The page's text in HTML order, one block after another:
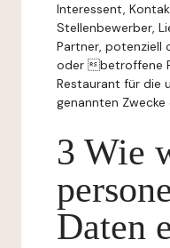
Interessent,
Stellenbewerber,
Partner, potenziell
oder betroffene
Restaurant für die
genannten
3 Wie
Daten